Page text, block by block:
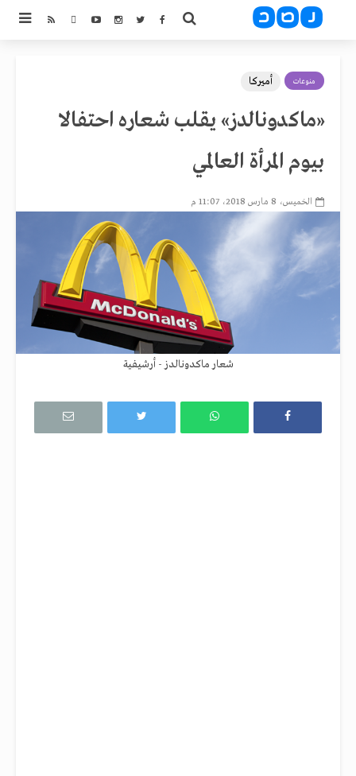
منوعات أميركا
«ماكدونالدز» يقلب شعاره احتفالا
بيوم المرأة العالمي
الخميس، 8 مارس 2018، 11:07 م
شعار ماكدونالدز - أرشيفية